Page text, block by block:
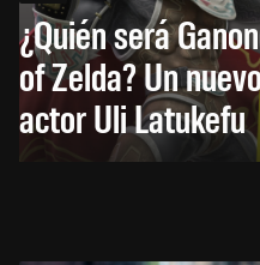
¿Quién será
of Zelda? Un
actor Uli Latukefu